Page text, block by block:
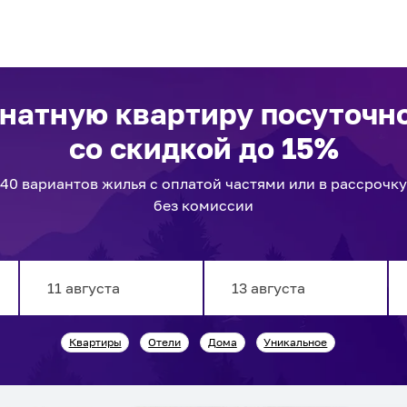
квартиру
со скидкой до 15%
40 вариантов жилья с оплатой частями или в рассрочку
без комиссии
forward
interact
backward
interact
Квартиры Отели Дома Уникальное